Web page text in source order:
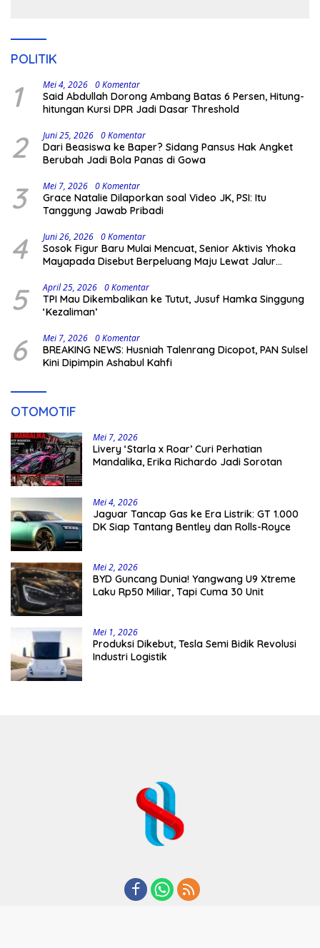
POLITIK
1 Mei 4, 2026 0 Komentar
Said Abdullah Dorong Ambang Batas 6 Persen, Hitung-
hitungan Kursi DPR Jadi Dasar Threshold
2 Juni 25, 2026 0 Komentar
Dari Beasiswa ke Baper? Sidang Pansus Hak Angket
Berubah Jadi Bola Panas di Gowa
3 Mei 7, 2026 0 Komentar
Grace Natalie Dilaporkan soal Video JK, PSI: Itu
Tanggung Jawab Pribadi
4 Juni 26, 2026 0 Komentar
Sosok Figur Baru Mulai Mencuat, Senior Aktivis Yhoka
Mayapada Disebut Berpeluang Maju Lewat Jalur
5 April 25, 2026 0 Komentar
TPI Mau Dikembalikan ke Tutut, Jusuf Hamka Singgung
‘Kezaliman’
6 Mei 7, 2026 0 Komentar
BREAKING NEWS: Husniah Talenrang Dicopot, PAN Sulsel
Kini Dipimpin Ashabul Kahfi
OTOMOTIF
Mei 7, 2026
Livery ‘Starla x Roar’ Curi Perhatian
Mandalika, Erika Richardo Jadi Sorotan
Mei 4, 2026
Jaguar Tancap Gas ke Era Listrik: GT 1.000
DK Siap Tantang Bentley dan Rolls-Royce
Mei 2, 2026
BYD Guncang Dunia! Yangwang U9 Xtreme
Laku Rp50 Miliar, Tapi Cuma 30 Unit
Mei 1, 2026
Produksi Dikebut, Tesla Semi Bidik Revolusi
Industri Logistik